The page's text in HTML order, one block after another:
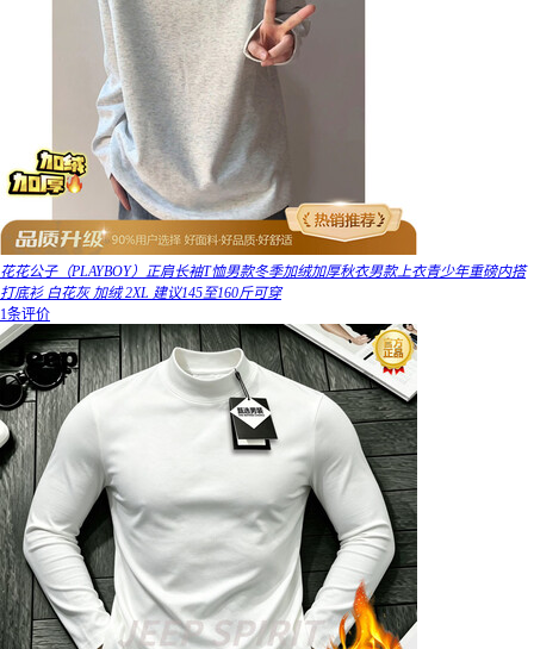
花花公子（PLAYBOY）正肩长袖T恤男款冬季加绒加厚秋衣男款上衣青少年重磅内搭
打底衫 白花灰 加绒 2XL 建议145至160斤可穿
1条评价